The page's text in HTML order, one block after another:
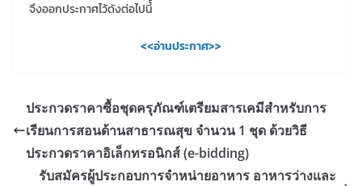
จึงออกประกาศไว้ดังต่อไปนี้้
<<อ่านประกาศ>>
ประกวดราคาซื้อชุดครุภัณฑ์เตรียมสารเคมีสำหรับการ
เรียนการสอนด้านสาธารณสุข จำนวน 1 ชุด ด้วยวิธี
ประกวดราคาอิเล็กทรอนิกส์ (e-bidding)
รับสมัครผู้ประกอบการจำหน่ายอาหาร อาหารว่างและ